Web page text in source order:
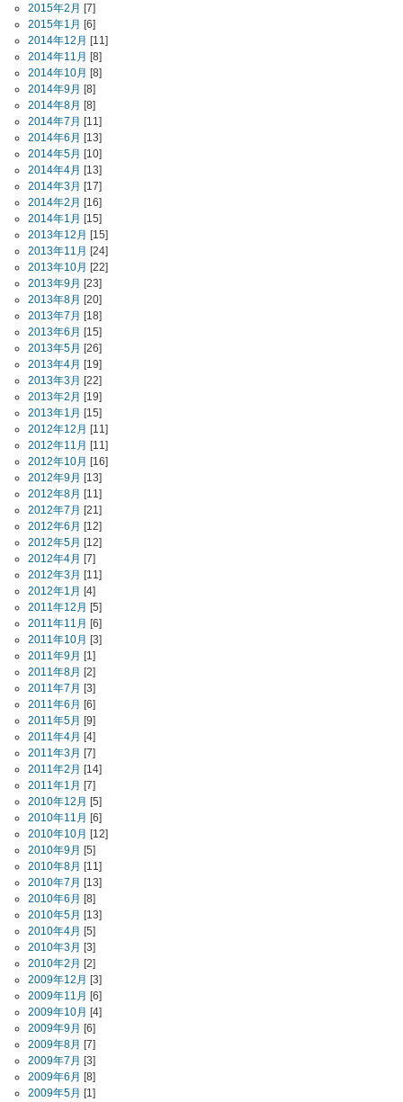
2015年2月 [7]
2015年1月 [6]
2014年12月 [11]
2014年11月 [8]
2014年10月 [8]
2014年9月 [8]
2014年8月 [8]
2014年7月 [11]
2014年6月 [13]
2014年5月 [10]
2014年4月 [13]
2014年3月 [17]
2014年2月 [16]
2014年1月 [15]
2013年12月 [15]
2013年11月 [24]
2013年10月 [22]
2013年9月 [23]
2013年8月 [20]
2013年7月 [18]
2013年6月 [15]
2013年5月 [26]
2013年4月 [19]
2013年3月 [22]
2013年2月 [19]
2013年1月 [15]
2012年12月 [11]
2012年11月 [11]
2012年10月 [16]
2012年9月 [13]
2012年8月 [11]
2012年7月 [21]
2012年6月 [12]
2012年5月 [12]
2012年4月 [7]
2012年3月 [11]
2012年1月 [4]
2011年12月 [5]
2011年11月 [6]
2011年10月 [3]
2011年9月 [1]
2011年8月 [2]
2011年7月 [3]
2011年6月 [6]
2011年5月 [9]
2011年4月 [4]
2011年3月 [7]
2011年2月 [14]
2011年1月 [7]
2010年12月 [5]
2010年11月 [6]
2010年10月 [12]
2010年9月 [5]
2010年8月 [11]
2010年7月 [13]
2010年6月 [8]
2010年5月 [13]
2010年4月 [5]
2010年3月 [3]
2010年2月 [2]
2009年12月 [3]
2009年11月 [6]
2009年10月 [4]
2009年9月 [6]
2009年8月 [7]
2009年7月 [3]
2009年6月 [8]
2009年5月 [1]